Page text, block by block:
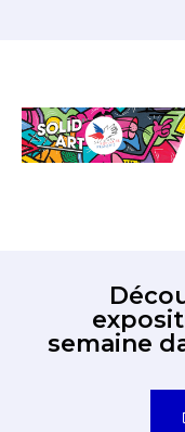
semaine